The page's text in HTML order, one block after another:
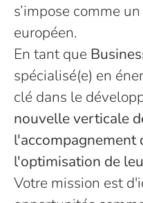
s’impose comme
européen.
En tant que
spécialisé(e) en
clé dans le
nouvelle verticale
l'accompagnement
l'optimisation de
Votre mission est